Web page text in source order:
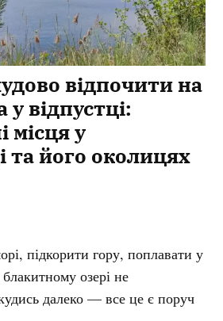
відпочити на
у відпустці:
місця у
та його околицях
підкорити гору, поплавати у
озері не
далеко — все це є поруч